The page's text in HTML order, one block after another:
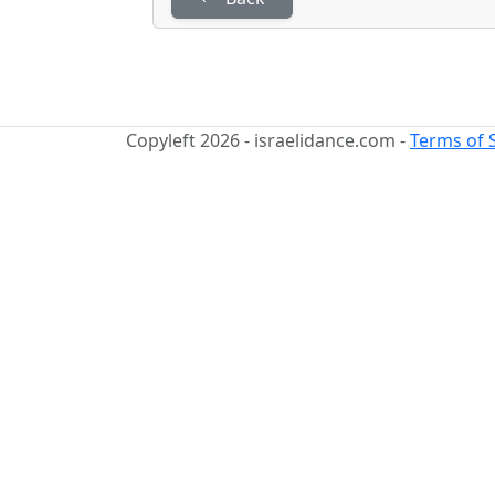
Copyleft 2026 - israelidance.com -Terms of